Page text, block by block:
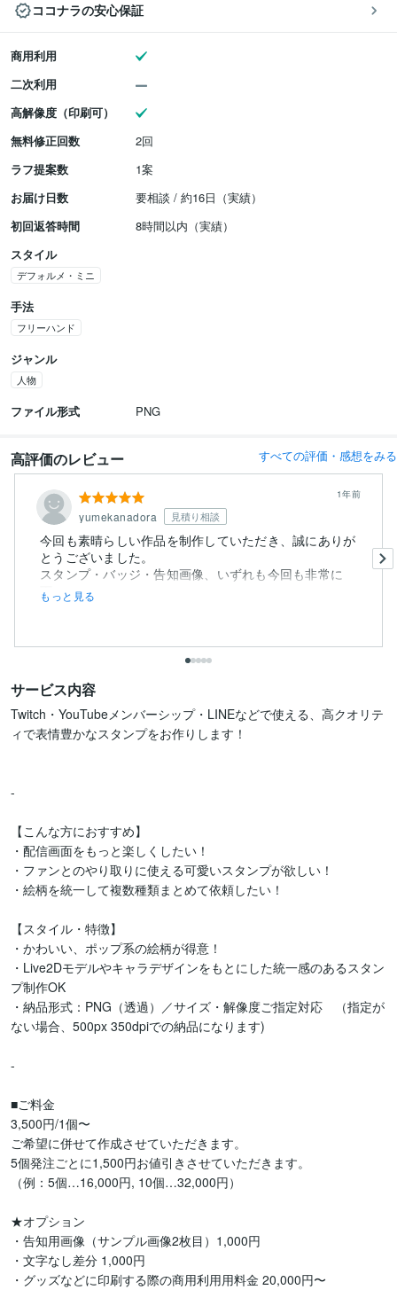
ココナラの安心保証
商用利用
二次利用
高解像度（印刷可）
無料修正回数
2回
ラフ提案数
1案
お届け日数
要相談 / 約16日（実績）
初回返答時間
8時間以内（実績）
スタイル
デフォルメ・ミニ
手法
フリーハンド
ジャンル
人物
ファイル形式 PNG
高評価のレビュー すべての評価・感想をみる
yumekanadora 見積り相談
1年前
今回も素晴らしい作品を制作していただき、誠にありが
とうございました。
スタンプ・バッジ・告知画像、いずれも今回も非常に
丁...
もっと見る
サービス内容
Twitch・YouTubeメンバーシップ・LINEなどで使える、高クオリテ
ィで表情豊かなスタンプをお作りします！
-
【こんな方におすすめ】
・配信画面をもっと楽しくしたい！
・ファンとのやり取りに使える可愛いスタンプが欲しい！
・絵柄を統一して複数種類まとめて依頼したい！
【スタイル・特徴】
・かわいい、ポップ系の絵柄が得意！
・Live2Dモデルやキャラデザインをもとにした統一感のあるスタン
プ制作OK
・納品形式：PNG（透過）／サイズ・解像度ご指定対応　（指定が
ない場合、500px 350dpiでの納品になります)
-
■ご料金
3,500円/1個〜
ご希望に併せて作成させていただきます。
5個発注ごとに1,500円お値引きさせていただきます。
（例：5個…16,000円, 10個…32,000円）
★オプション
・告知用画像（サンプル画像2枚目）1,000円
・文字なし差分 1,000円
・グッズなどに印刷する際の商用利用用料金 20,000円〜